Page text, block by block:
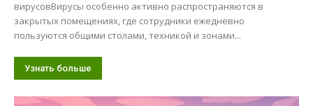
вирусовВирусы особенно активно распространяются в
закрытых помещениях, где сотрудники ежедневно
пользуются общими столами, техникой и зонами...
Узнать больше